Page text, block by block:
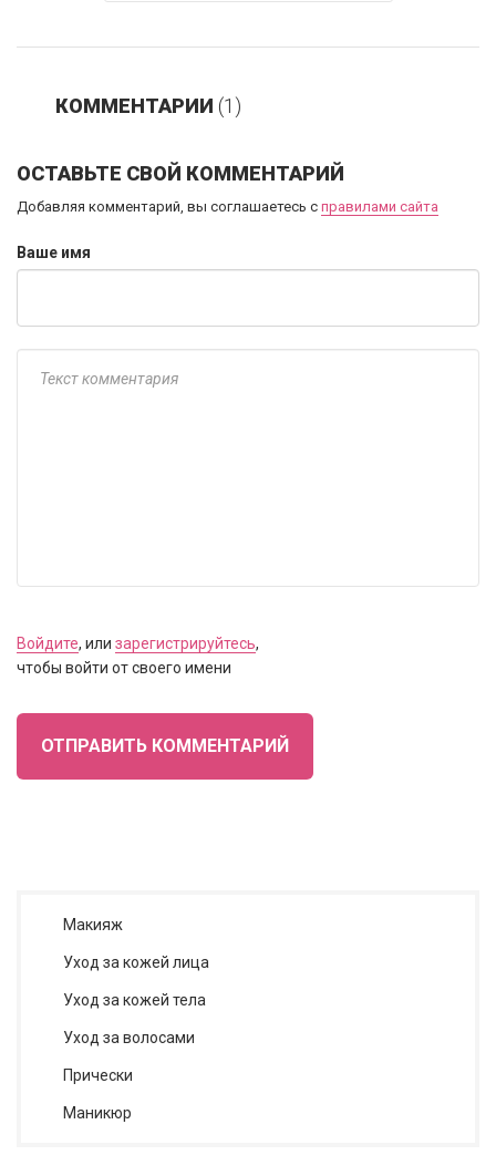
КОММЕНТАРИИ (1)
ОСТАВЬТЕ СВОЙ КОММЕНТАРИЙ
Добавляя комментарий, вы соглашаетесь с правилами сайта
Ваше имя
Войдите, или зарегистрируйтесь,
чтобы войти от своего имени
ОТПРАВИТЬ КОММЕНТАРИЙ
Макияж
Уход за кожей лица
Уход за кожей тела
Уход за волосами
Прически
Маникюр